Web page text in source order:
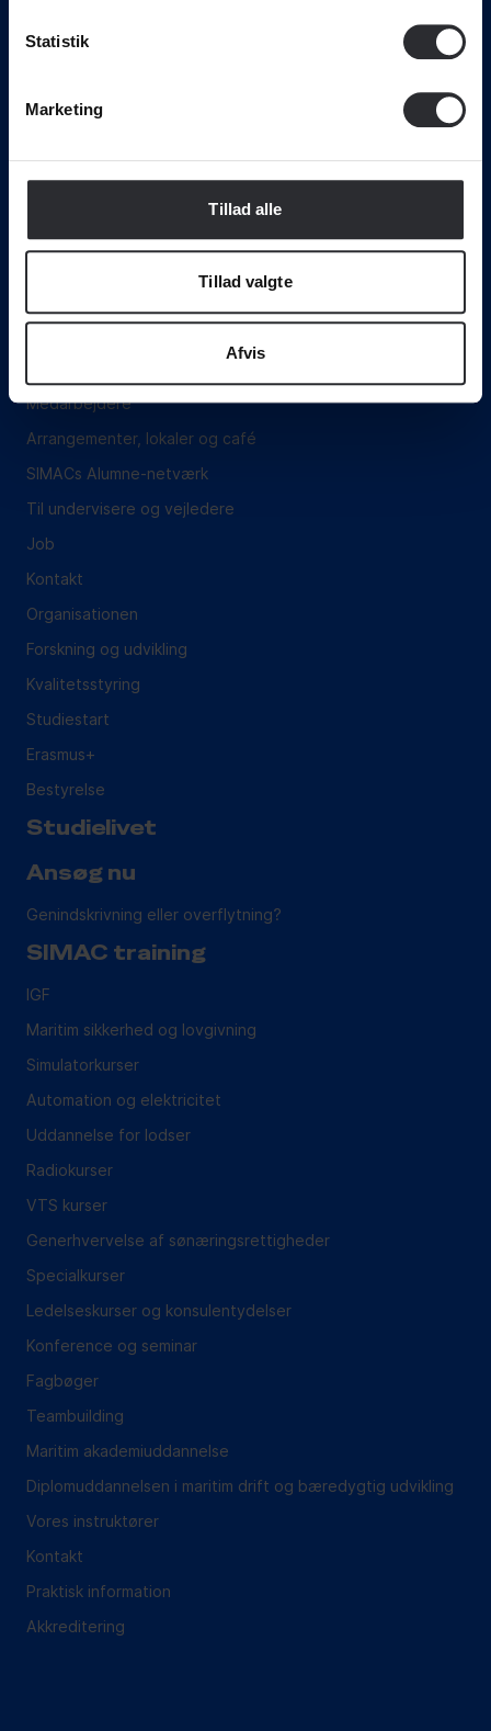
Statistik
Marketing
Tillad alle
Tillad valgte
Afvis
Maskinmester
Skibsofficer
Adgangskursus
Medarbejdere
Arrangementer, lokaler og café
SIMACs Alumne-netværk
Til undervisere og vejledere
Job
Kontakt
Organisationen
Forskning og udvikling
Kvalitetsstyring
Studiestart
Erasmus+
Bestyrelse
Studielivet
Ansøg nu
Genindskrivning eller overflytning?
SIMAC training
IGF
Maritim sikkerhed og lovgivning
Simulatorkurser
Automation og elektricitet
Uddannelse for lodser
Radiokurser
VTS kurser
Generhvervelse af sønæringsrettigheder
Specialkurser
Ledelseskurser og konsulentydelser
Konference og seminar
Fagbøger
Teambuilding
Maritim akademiuddannelse
Diplomuddannelsen i maritim drift og bæredygtig udvikling
Vores instruktører
Kontakt
Praktisk information
Akkreditering